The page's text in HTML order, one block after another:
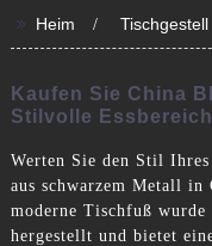
>> Heim
Kaufen Sie China
Stilvolle
Werten Sie den Stil
aus schwarzem Metall in
moderne Tischfuß
hergestellt und bietet